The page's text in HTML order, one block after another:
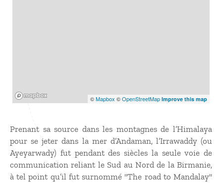
©Mapbox ©OpenStreetMap Improve this map
Prenant sa source dans les montagnes de l’Himalaya
pour se jeter dans la mer d’Andaman, l’Irrawaddy (ou
Ayeyarwady) fut pendant des siècles la seule voie de
communication reliant le Sud au Nord de la Birmanie,
à tel point qu’il fut surnommé "The road to Mandalay"